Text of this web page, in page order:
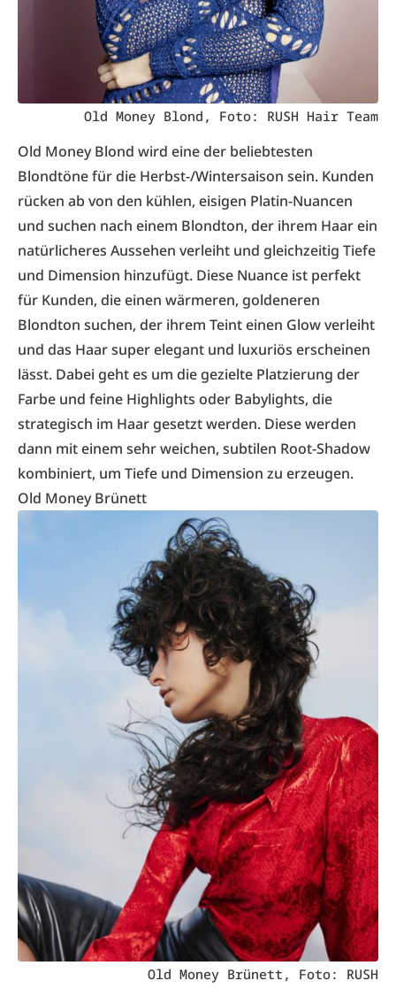
Old Money Blond, Foto: RUSH Hair Team
Old Money Blond wird eine der beliebtesten
Blondtöne für die Herbst-/Wintersaison sein. Kunden
rücken ab von den kühlen, eisigen Platin-Nuancen
und suchen nach einem Blondton, der ihrem Haar ein
natürlicheres Aussehen verleiht und gleichzeitig Tiefe
und Dimension hinzufügt. Diese Nuance ist perfekt
für Kunden, die einen wärmeren, goldeneren
Blondton suchen, der ihrem Teint einen Glow verleiht
und das Haar super elegant und luxuriös erscheinen
lässt. Dabei geht es um die gezielte Platzierung der
Farbe und feine Highlights oder Babylights, die
strategisch im Haar gesetzt werden. Diese werden
dann mit einem sehr weichen, subtilen Root-Shadow
kombiniert, um Tiefe und Dimension zu erzeugen.
Old Money Brünett
Old Money Brünett, Foto: RUSH